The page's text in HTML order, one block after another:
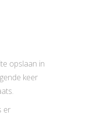
opslaan in
keer
er